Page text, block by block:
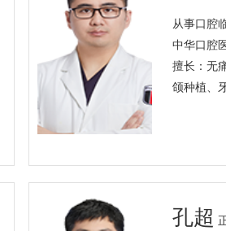
从事口腔
中华口腔
擅长：无
颌种植、
孔超